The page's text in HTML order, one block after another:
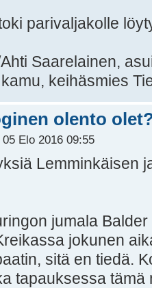
parivaljakolle
Saarelainen,
keihäsmies
olento
05 Elo 2016 09:55
Lemminkäisen
jumala
jokunen
sitä en tiedä.
tapauksessa tämä